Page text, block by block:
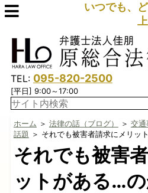
いつでも、
TEL: 095-820-2500
[平日] 9:00～17:00
ホーム ＞ 法律の話（ブログ） ＞ 交通
話題 ＞ それでも被害者請求にメリッ
それでも被害
ットがある…の